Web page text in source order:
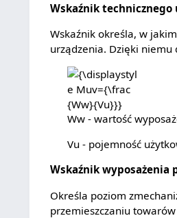
Wskaźnik
Wskaźnik określa, w
urządzenia. Dzięki
{\displaystyle
Muv={\frac
{Ww}{Vu}}}
Ww - wartość
Vu - pojemność
Wskaźnik
Określa poziom
przemieszczaniu